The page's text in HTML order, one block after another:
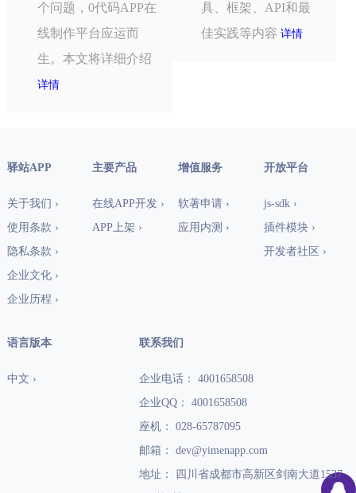
个问题，0代码APP在
线制作平台应运而
生。本文将详细介绍
详情
具、框架、API和最
佳实践等内容详情
驿站APP
关于我们 ›
使用条款 ›
隐私条款 ›
企业文化 ›
企业历程 ›
主要产品
在线APP开发 ›
APP上架 ›
增值服务
软著申请 ›
应用内测 ›
开放平台
js-sdk ›
插件模块 ›
开发者社区 ›
语言版本
中文 ›
联系我们
企业电话： 4001658508
企业QQ： 4001658508
座机： 028-65787095
邮箱： dev@yimenapp.com
地址： 四川省成都市高新区剑南大道1537